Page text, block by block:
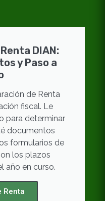
DIAN:
y Paso a
de Renta
fiscal. Le
para determinar
documentos
formularios de
los plazos
año en curso.
Renta